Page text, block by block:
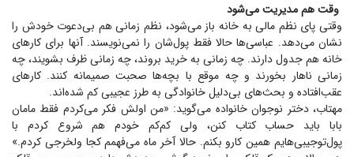
وقت هم مدیریت می‌شود
وقتی پای نظم مالی به خانه باز می‌شود، نظم زمانی هم بی‌دعوت خودش را
نشان می‌دهد. عباسی‌ها حالا فقط پول‌شان را نمی‌نویسند. آنها برای کار‌های
خانه هم جدول دارند. چه زمانی به خرید بروند، چه زمانی ظرف بشویند، چه
زمانی ناهار بخورند و چه موقع با بچه‌ها صحبت صمیمانه کنند. کار‌های
عقب‌افتاده و بحث‌های بی‌دلیل خانوادگی به طرز عجیبی کم شده‌اند.
مهتاب، دختر نوجوان خانواده می‌گوید: «من اولش فکر می‌کردم فقط مامان
بابا باید حساب کتاب کنن، ولی کم‌کم خودم هم شروع کردم با
پول‌توجیبی‌هایم همین کارو بکنم. حالا آخر ماه می‌فهمم کجا ولخرجی کردم.»